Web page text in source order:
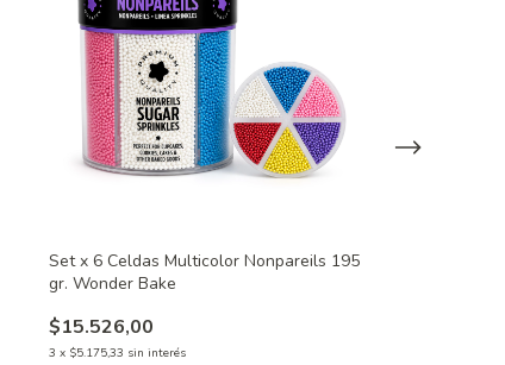
Set x 6 Celdas Multicolor Nonpareils 195
gr. Wonder Bake
$15.526,00
3 x $5.175,33 sin interés